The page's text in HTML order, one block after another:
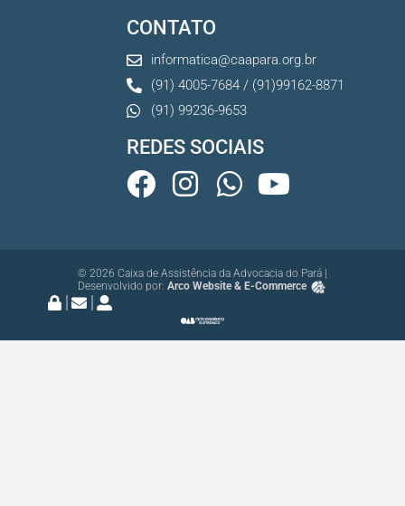
CONTATO
informatica@caapara.org.br
(91) 4005-7684 / (91)99162-8871
(91) 99236-9653
REDES SOCIAIS
© 2026 Caixa de Assistência da Advocacia do Pará |
Desenvolvido por: Arco Website & E-Commerce